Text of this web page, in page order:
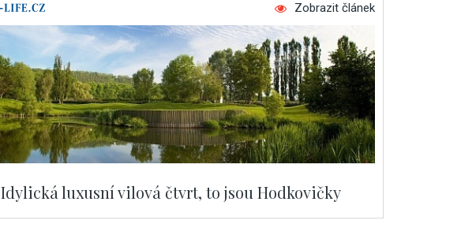
Zobrazit článek
Idylická luxusní vilová čtvrt, to jsou Hodkovičky